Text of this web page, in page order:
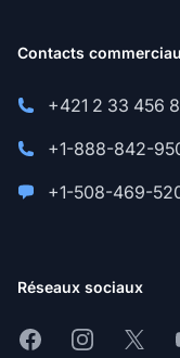
Contacts
+421 2 33 456
+1-888-842-
+1-508-469-
Réseaux sociaux
FacebookInstagram
X